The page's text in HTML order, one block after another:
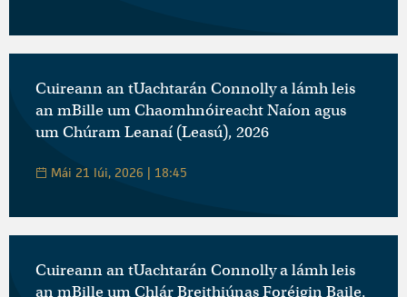
Cuireann an tUachtarán Connolly a lámh leis
an mBille um Chaomhnóireacht Naíon agus
um Chúram Leanaí (Leasú), 2026
Mái 21 Iúi, 2026 | 18:45
Cuireann an tUachtarán Connolly a lámh leis
an mBille um Chlár Breithiúnas Foréigin Baile,